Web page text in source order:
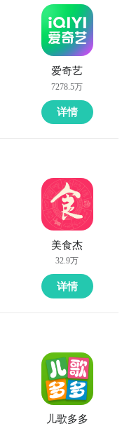
爱奇艺
7278.5万
详情
美食杰
32.9万
详情
儿歌多多